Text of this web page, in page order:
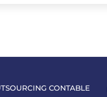
CONTABLE